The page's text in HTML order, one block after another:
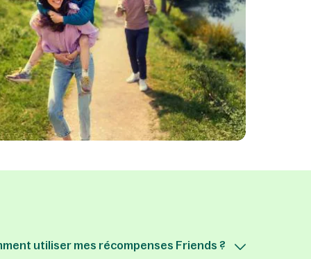
utiliser mes récompenses Friends ?